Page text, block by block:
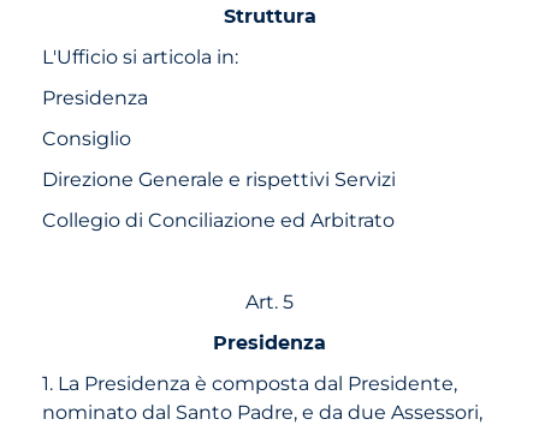
Struttura
L'Ufficio si articola in:
Presidenza
Consiglio
Direzione Generale e rispettivi Servizi
Collegio di Conciliazione ed Arbitrato
Art. 5
Presidenza
1. La Presidenza è composta dal Presidente,
nominato dal Santo Padre, e da due Assessori,